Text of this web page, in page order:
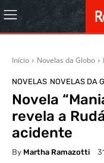
Início Novelas da Globo
NOVELAS NOVELAS DA
Novela
revela a
acidente
By Martha Ramazotti